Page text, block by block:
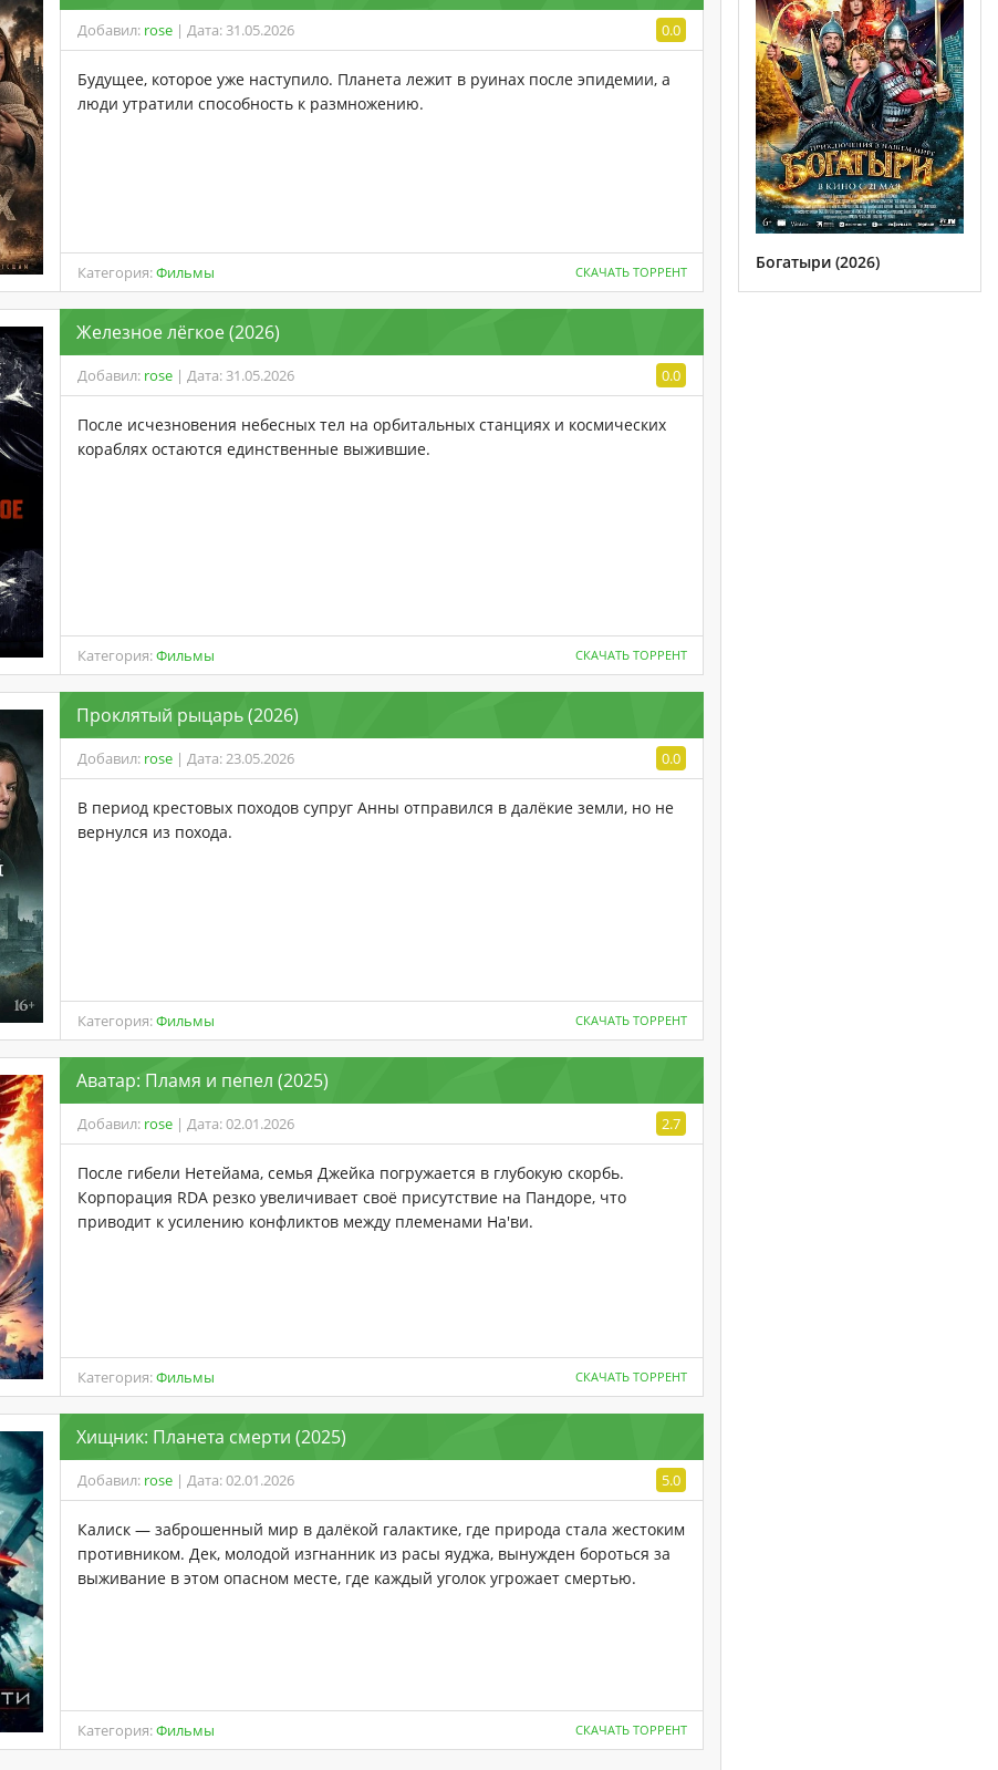
Добавил: rose | Дата: 31.05.2026 0.0
Будущее, которое уже наступило. Планета лежит в руинах после эпидемии, а
люди утратили способность к размножению.
Категория:Фильмы СКАЧАТЬ ТОРРЕНТ
Железное лёгкое (2026)
Добавил: rose | Дата: 31.05.2026 0.0
После исчезновения небесных тел на орбитальных станциях и космических
кораблях остаются единственные выжившие.
Категория:Фильмы СКАЧАТЬ ТОРРЕНТ
Проклятый рыцарь (2026)
Добавил: rose | Дата: 23.05.2026 0.0
В период крестовых походов супруг Анны отправился в далёкие земли, но не
вернулся из похода.
Категория:Фильмы СКАЧАТЬ ТОРРЕНТ
Аватар: Пламя и пепел (2025)
Добавил: rose | Дата: 02.01.2026 2.7
После гибели Нетейама, семья Джейка погружается в глубокую скорбь.
Корпорация RDA резко увеличивает своё присутствие на Пандоре, что
приводит к усилению конфликтов между племенами На'ви.
Категория:Фильмы СКАЧАТЬ ТОРРЕНТ
Хищник: Планета смерти (2025)
Добавил: rose | Дата: 02.01.2026 5.0
Калиск — заброшенный мир в далёкой галактике, где природа стала жестоким
противником. Дек, молодой изгнанник из расы яуджа, вынужден бороться за
выживание в этом опасном месте, где каждый уголок угрожает смертью.
Категория:Фильмы СКАЧАТЬ ТОРРЕНТ
Богатыри (2026)